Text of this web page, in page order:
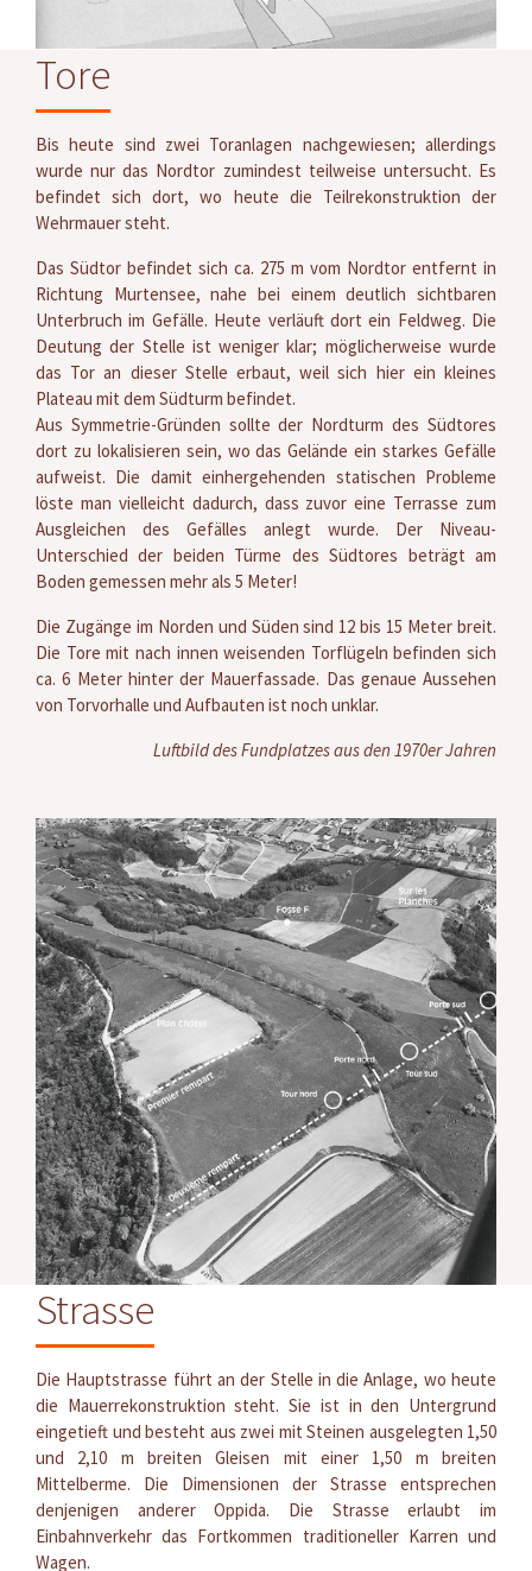
Tore
Bis heute sind zwei Toranlagen nachgewiesen; allerdings
wurde nur das Nordtor zumindest teilweise untersucht. Es
befindet sich dort, wo heute die Teilrekonstruktion der
Wehrmauer steht.
Das Südtor befindet sich ca. 275 m vom Nordtor entfernt in
Richtung Murtensee, nahe bei einem deutlich sichtbaren
Unterbruch im Gefälle. Heute verläuft dort ein Feldweg. Die
Deutung der Stelle ist weniger klar; möglicherweise wurde
das Tor an dieser Stelle erbaut, weil sich hier ein kleines
Plateau mit dem Südturm befindet.
Aus Symmetrie-Gründen sollte der Nordturm des Südtores
dort zu lokalisieren sein, wo das Gelände ein starkes Gefälle
aufweist. Die damit einhergehenden statischen Probleme
löste man vielleicht dadurch, dass zuvor eine Terrasse zum
Ausgleichen des Gefälles anlegt wurde. Der Niveau-
Unterschied der beiden Türme des Südtores beträgt am
Boden gemessen mehr als 5 Meter!
Die Zugänge im Norden und Süden sind 12 bis 15 Meter breit.
Die Tore mit nach innen weisenden Torflügeln befinden sich
ca. 6 Meter hinter der Mauerfassade. Das genaue Aussehen
von Torvorhalle und Aufbauten ist noch unklar.
Luftbild des Fundplatzes aus den 1970er Jahren
Strasse
Die Hauptstrasse führt an der Stelle in die Anlage, wo heute
die Mauerrekonstruktion steht. Sie ist in den Untergrund
eingetieft und besteht aus zwei mit Steinen ausgelegten 1,50
und 2,10 m breiten Gleisen mit einer 1,50 m breiten
Mittelberme. Die Dimensionen der Strasse entsprechen
denjenigen anderer Oppida. Die Strasse erlaubt im
Einbahnverkehr das Fortkommen traditioneller Karren und
Wagen.